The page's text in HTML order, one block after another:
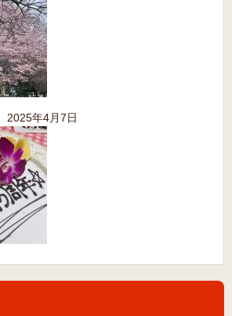
2025年4月7日